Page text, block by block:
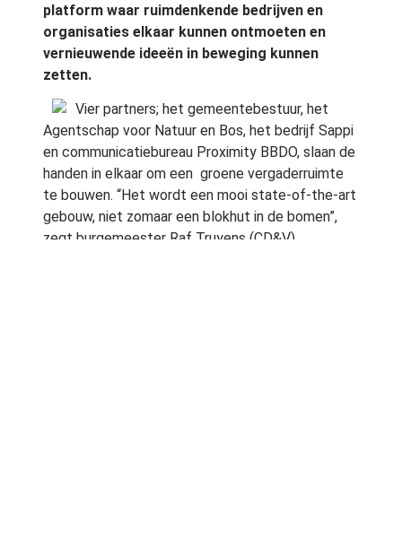
platform waar ruimdenkende bedrijven en
organisaties elkaar kunnen ontmoeten en
vernieuwende ideeën in beweging kunnen
zetten.
Vier partners; het gemeentebestuur, het
Agentschap voor Natuur en Bos, het bedrijf Sappi
en communicatiebureau Proximity BBDO, slaan de
handen in elkaar om een groene vergaderruimte
te bouwen. “Het wordt een mooi state-of-the-art
gebouw, niet zomaar een blokhut in de bomen”,
zegt burgemeester Raf Truyens (CD&V).